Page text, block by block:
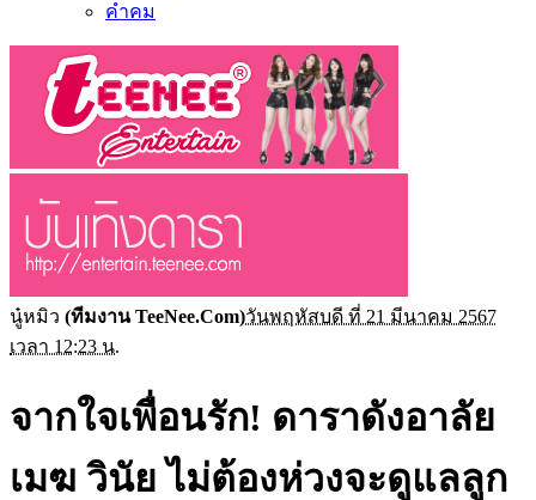
คำคม
นู๋หมิว (ทีมงาน TeeNee.Com)วันพฤหัสบดี ที่ 21 มีนาคม 2567
เวลา 12:23 น.
จากใจเพื่อนรัก! ดาราดังอาลัย
เมฆ วินัย ไม่ต้องห่วงจะดูแลลูก